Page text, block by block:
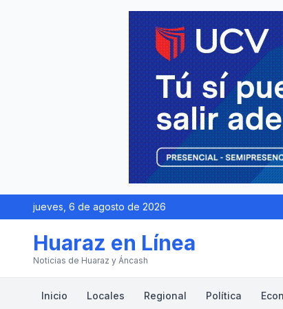
jueves, 6 de agosto de 2026
Huaraz en Línea
Noticias de Huaraz y Áncash
Inicio Locales Regional Política